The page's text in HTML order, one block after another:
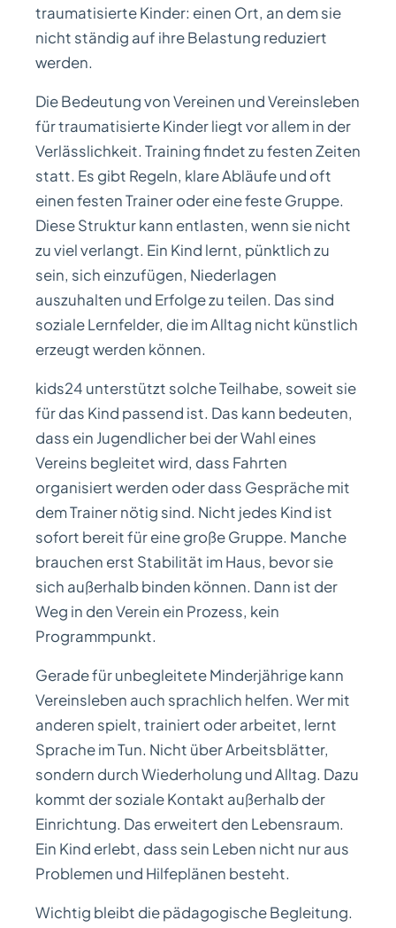
traumatisierte Kinder: einen Ort, an dem sie
nicht ständig auf ihre Belastung reduziert
werden.
Die Bedeutung von Vereinen und Vereinsleben
für traumatisierte Kinder liegt vor allem in der
Verlässlichkeit. Training findet zu festen Zeiten
statt. Es gibt Regeln, klare Abläufe und oft
einen festen Trainer oder eine feste Gruppe.
Diese Struktur kann entlasten, wenn sie nicht
zu viel verlangt. Ein Kind lernt, pünktlich zu
sein, sich einzufügen, Niederlagen
auszuhalten und Erfolge zu teilen. Das sind
soziale Lernfelder, die im Alltag nicht künstlich
erzeugt werden können.
kids24 unterstützt solche Teilhabe, soweit sie
für das Kind passend ist. Das kann bedeuten,
dass ein Jugendlicher bei der Wahl eines
Vereins begleitet wird, dass Fahrten
organisiert werden oder dass Gespräche mit
dem Trainer nötig sind. Nicht jedes Kind ist
sofort bereit für eine große Gruppe. Manche
brauchen erst Stabilität im Haus, bevor sie
sich außerhalb binden können. Dann ist der
Weg in den Verein ein Prozess, kein
Programmpunkt.
Gerade für unbegleitete Minderjährige kann
Vereinsleben auch sprachlich helfen. Wer mit
anderen spielt, trainiert oder arbeitet, lernt
Sprache im Tun. Nicht über Arbeitsblätter,
sondern durch Wiederholung und Alltag. Dazu
kommt der soziale Kontakt außerhalb der
Einrichtung. Das erweitert den Lebensraum.
Ein Kind erlebt, dass sein Leben nicht nur aus
Problemen und Hilfeplänen besteht.
Wichtig bleibt die pädagogische Begleitung.